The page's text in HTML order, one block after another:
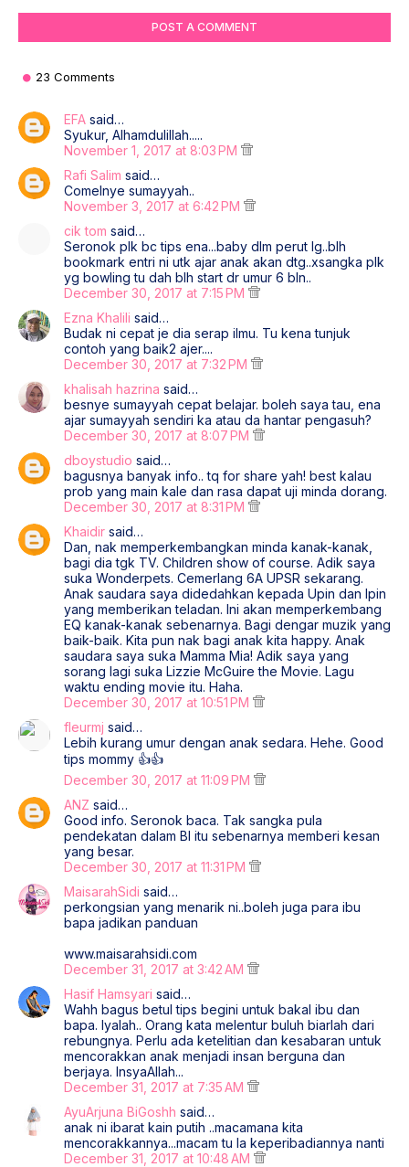
POST A COMMENT
23 Comments
EFA said…
Syukur, Alhamdulillah.....
November 1, 2017 at 8:03 PM
Rafi Salim said…
Comelnye sumayyah..
November 3, 2017 at 6:42 PM
cik tom said…
Seronok plk bc tips ena...baby dlm perut lg..blh
bookmark entri ni utk ajar anak akan dtg..xsangka plk
yg bowling tu dah blh start dr umur 6 bln..
December 30, 2017 at 7:15 PM
Ezna Khalili said…
Budak ni cepat je dia serap ilmu. Tu kena tunjuk
contoh yang baik2 ajer....
December 30, 2017 at 7:32 PM
khalisah hazrina said…
besnye sumayyah cepat belajar. boleh saya tau, ena
ajar sumayyah sendiri ka atau da hantar pengasuh?
December 30, 2017 at 8:07 PM
dboystudio said…
bagusnya banyak info.. tq for share yah! best kalau
prob yang main kale dan rasa dapat uji minda dorang.
December 30, 2017 at 8:31 PM
Khaidir said…
Dan, nak memperkembangkan minda kanak-kanak,
bagi dia tgk TV. Children show of course. Adik saya
suka Wonderpets. Cemerlang 6A UPSR sekarang.
Anak saudara saya didedahkan kepada Upin dan Ipin
yang memberikan teladan. Ini akan memperkembang
EQ kanak-kanak sebenarnya. Bagi dengar muzik yang
baik-baik. Kita pun nak bagi anak kita happy. Anak
saudara saya suka Mamma Mia! Adik saya yang
sorang lagi suka Lizzie McGuire the Movie. Lagu
waktu ending movie itu. Haha.
December 30, 2017 at 10:51 PM
fleurmj said…
Lebih kurang umur dengan anak sedara. Hehe. Good
tips mommy 👍👍
December 30, 2017 at 11:09 PM
ANZ said…
Good info. Seronok baca. Tak sangka pula
pendekatan dalam BI itu sebenarnya memberi kesan
yang besar.
December 30, 2017 at 11:31 PM
MaisarahSidi said…
perkongsian yang menarik ni..boleh juga para ibu
bapa jadikan panduan
www.maisarahsidi.com
December 31, 2017 at 3:42 AM
Hasif Hamsyari said…
Wahh bagus betul tips begini untuk bakal ibu dan
bapa. Iyalah.. Orang kata melentur buluh biarlah dari
rebungnya. Perlu ada ketelitian dan kesabaran untuk
mencorakkan anak menjadi insan berguna dan
berjaya. InsyaAllah...
December 31, 2017 at 7:35 AM
AyuArjuna BiGoshh said…
anak ni ibarat kain putih ..macamana kita
mencorakkannya...macam tu la keperibadiannya nanti
December 31, 2017 at 10:48 AM